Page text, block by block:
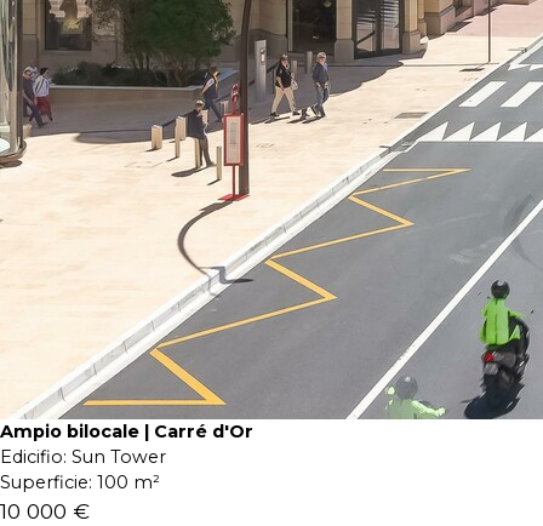
Ampio bilocale | Carré d'Or
Edicifio: Sun Tower
Superficie: 100 m²
10 000 €